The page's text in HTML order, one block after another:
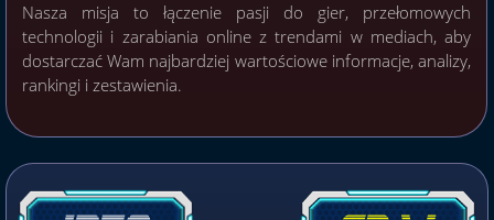
Nasza misja to łączenie pasji do gier, przełomowych
technologii i zarabiania online z trendami w mediach, aby
dostarczać Wam najbardziej wartościowe informacje, analizy,
rankingi i zestawienia.